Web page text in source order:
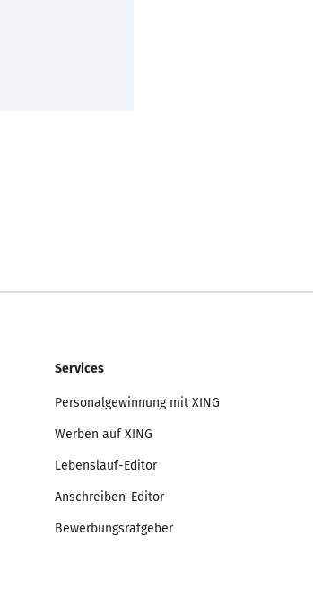
Services
Personalgewinnung mit XING
Werben auf XING
Lebenslauf-Editor
Anschreiben-Editor
Bewerbungsratgeber